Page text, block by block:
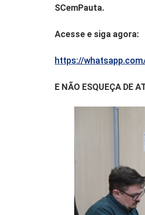
SCemPauta.
Acesse e siga agora:
https://
E NÃO ESQUEÇA DE